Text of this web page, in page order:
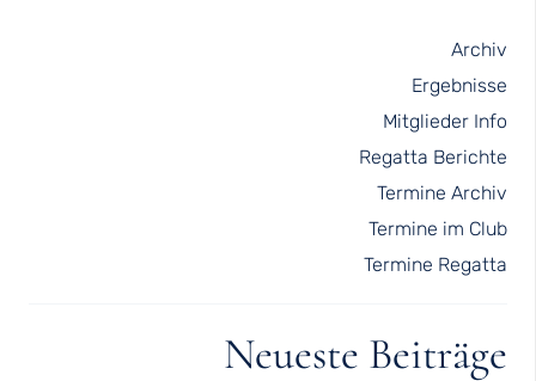
Archiv
Ergebnisse
Mitglieder Info
Regatta Berichte
Termine Archiv
Termine im Club
Termine Regatta
Neueste Beiträge